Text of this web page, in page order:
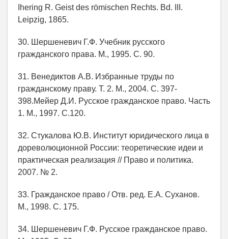
Ihering R. Geist des römischen Rechts. Bd. III.
Leipzig, 1865.
30. Шершеневич Г.Ф. Учебник русского
гражданского права. М., 1995. С. 90.
31. Венедиктов А.В. Избранные труды по
гражданскому праву. Т. 2. М., 2004. С. 397-
398.Мейер Д.И. Русское гражданское право. Часть
1. М., 1997. С.120.
32. Стукалова Ю.В. Институт юридического лица в
дореволюционной России: теоретические идеи и
практическая реализация // Право и политика.
2007. № 2.
33. Гражданское право / Отв. ред. Е.А. Суханов.
М., 1998. С. 175.
34. Шершеневич Г.Ф. Русское гражданское право.